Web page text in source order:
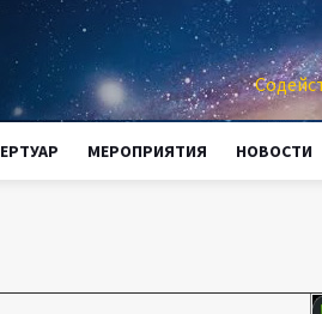
МЕРОПРИЯТИЯ НОВОСТИ